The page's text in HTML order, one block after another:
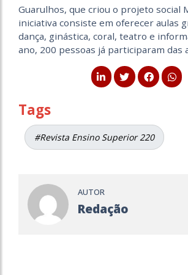
Guarulhos, que criou o projeto social
iniciativa consiste em oferecer aulas
dança, ginástica, coral, teatro e
ano, 200 pessoas já participaram das
Tags
#Revista Ensino Superior 220
AUTOR
Redação